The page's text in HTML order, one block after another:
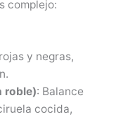
complejo:
y negras,
roble): Balance
cocida,